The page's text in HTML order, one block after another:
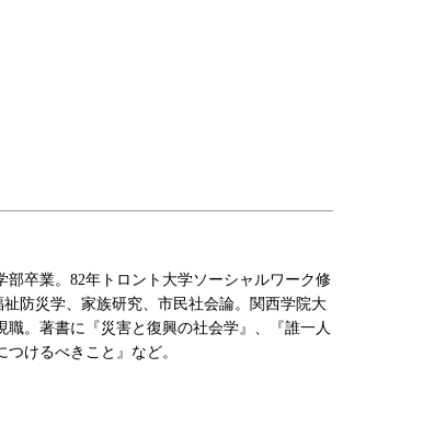
部卒業。82年トロント大学ソーシャルワーク修
防災学、家族研究、市民社会論。関西学院大
。著書に『災害と復興の社会学』、『誰一人
けるべきこと』など。